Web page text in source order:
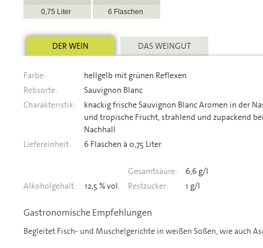
0,75 Liter
6 Flaschen
DER WEIN DAS WEINGUT
Farbe:
hellgelb mit grünen Reflexen
Rebsorte:
Sauvignon Blanc
Charakteristik:
knackig frische Sauvignon Blanc Aromen in der
und tropische Frucht, strahlend und zupackend
Nachhall
Liefereinheit:
6 Flaschen à 0,75 Liter
Gesamtsäure:
6,6 g/l
Alkoholgehalt:
12,5 % vol. Restzucker: 1 g/l
Gastronomische Empfehlungen
Begleitet Fisch- und Muschelgerichte in weißen Soßen, wie auch